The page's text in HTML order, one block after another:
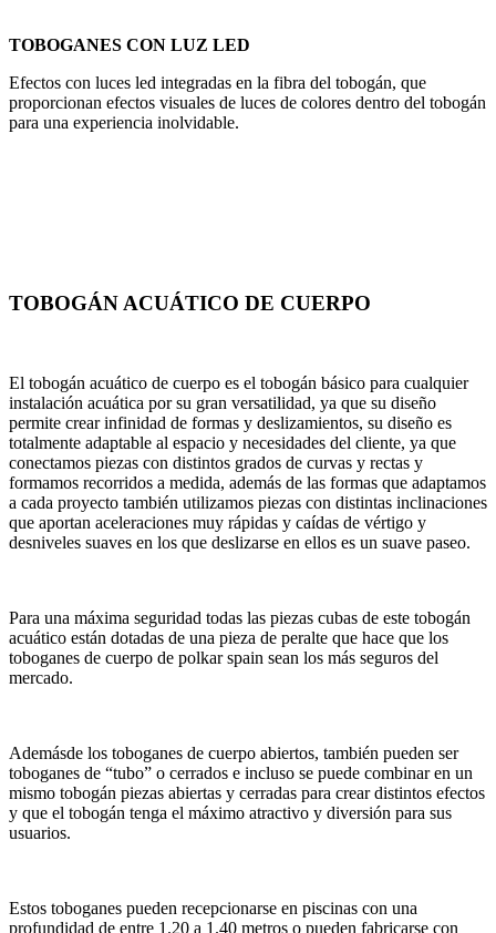
TOBOGANES CON LUZ LED
Efectos con luces led integradas en la fibra del tobogán, que
proporcionan efectos visuales de luces de colores dentro del tobogán
para una experiencia inolvidable.
TOBOGÁN ACUÁTICO DE CUERPO
El tobogán acuático de cuerpo es el tobogán básico para cualquier
instalación acuática por su gran versatilidad, ya que su diseño
permite crear infinidad de formas y deslizamientos, su diseño es
totalmente adaptable al espacio y necesidades del cliente, ya que
conectamos piezas con distintos grados de curvas y rectas y
formamos recorridos a medida, además de las formas que adaptamos
a cada proyecto también utilizamos piezas con distintas inclinaciones
que aportan aceleraciones muy rápidas y caídas de vértigo y
desniveles suaves en los que deslizarse en ellos es un suave paseo.
Para una máxima seguridad todas las piezas cubas de este tobogán
acuático están dotadas de una pieza de peralte que hace que los
toboganes de cuerpo de polkar spain sean los más seguros del
mercado.
Ademásde los toboganes de cuerpo abiertos, también pueden ser
toboganes de “tubo” o cerrados e incluso se puede combinar en un
mismo tobogán piezas abiertas y cerradas para crear distintos efectos
y que el tobogán tenga el máximo atractivo y diversión para sus
usuarios.
Estos toboganes pueden recepcionarse en piscinas con una